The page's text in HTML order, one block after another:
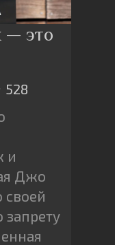
— это
528
и
Джо
своей